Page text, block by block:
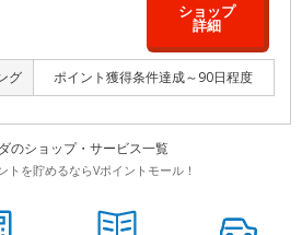
ショップ
詳細
グ ポイント獲得条件達成～90日程度
のショップ・サービス一覧
トを貯めるならVポイントモール！